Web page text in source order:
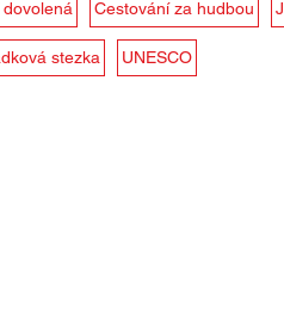
Cestování za hudbou
stezka UNESCO